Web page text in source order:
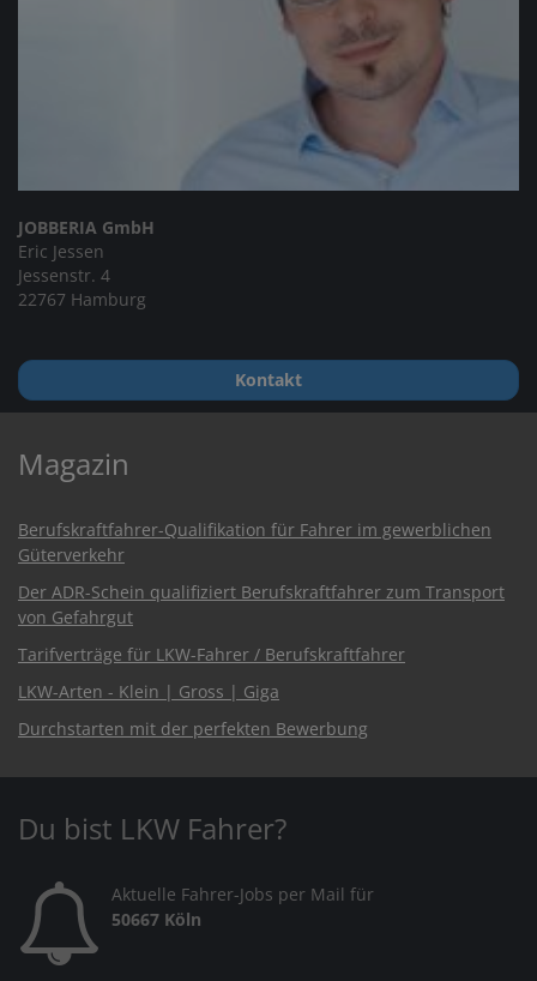
JOBBERIA GmbH
Eric Jessen
Jessenstr. 4
22767 Hamburg
Kontakt
Magazin
Berufskraftfahrer-Qualifikation für Fahrer im gewerblichen
Güterverkehr
Der ADR-Schein qualifiziert Berufskraftfahrer zum Transport
von Gefahrgut
Tarifverträge für LKW-Fahrer / Berufskraftfahrer
LKW-Arten - Klein | Gross | Giga
Durchstarten mit der perfekten Bewerbung
Du bist LKW Fahrer?
Aktuelle Fahrer-Jobs per Mail für
50667 Köln